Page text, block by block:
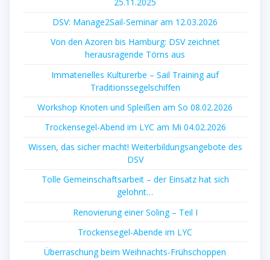
DSV: Manage2Sail-Seminar am 12.03.2026
Von den Azoren bis Hamburg: DSV zeichnet
herausragende Törns aus
Immaterielles Kulturerbe – Sail Training auf
Traditionssegelschiffen
Workshop Knoten und Spleißen am So 08.02.2026
Trockensegel-Abend im LYC am Mi 04.02.2026
Wissen, das sicher macht! Weiterbildungsangebote des
DSV
Tolle Gemeinschaftsarbeit – der Einsatz hat sich
gelohnt…
Renovierung einer Soling – Teil I
Trockensegel-Abende im LYC
Überraschung beim Weihnachts-Frühschoppen